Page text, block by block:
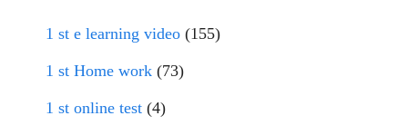
1 st e learning video (155)
1 st Home work (73)
1 st online test (4)